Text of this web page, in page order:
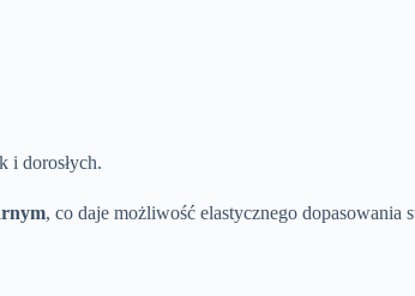
i dorosłych.
, co daje możliwość elastycznego